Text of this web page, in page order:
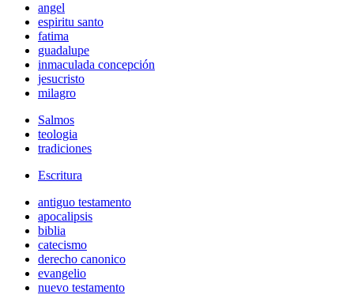
angel
espiritu santo
fatima
guadalupe
inmaculada concepción
jesucristo
milagro
Salmos
teologia
tradiciones
Escritura
antiguo testamento
apocalipsis
biblia
catecismo
derecho canonico
evangelio
nuevo testamento